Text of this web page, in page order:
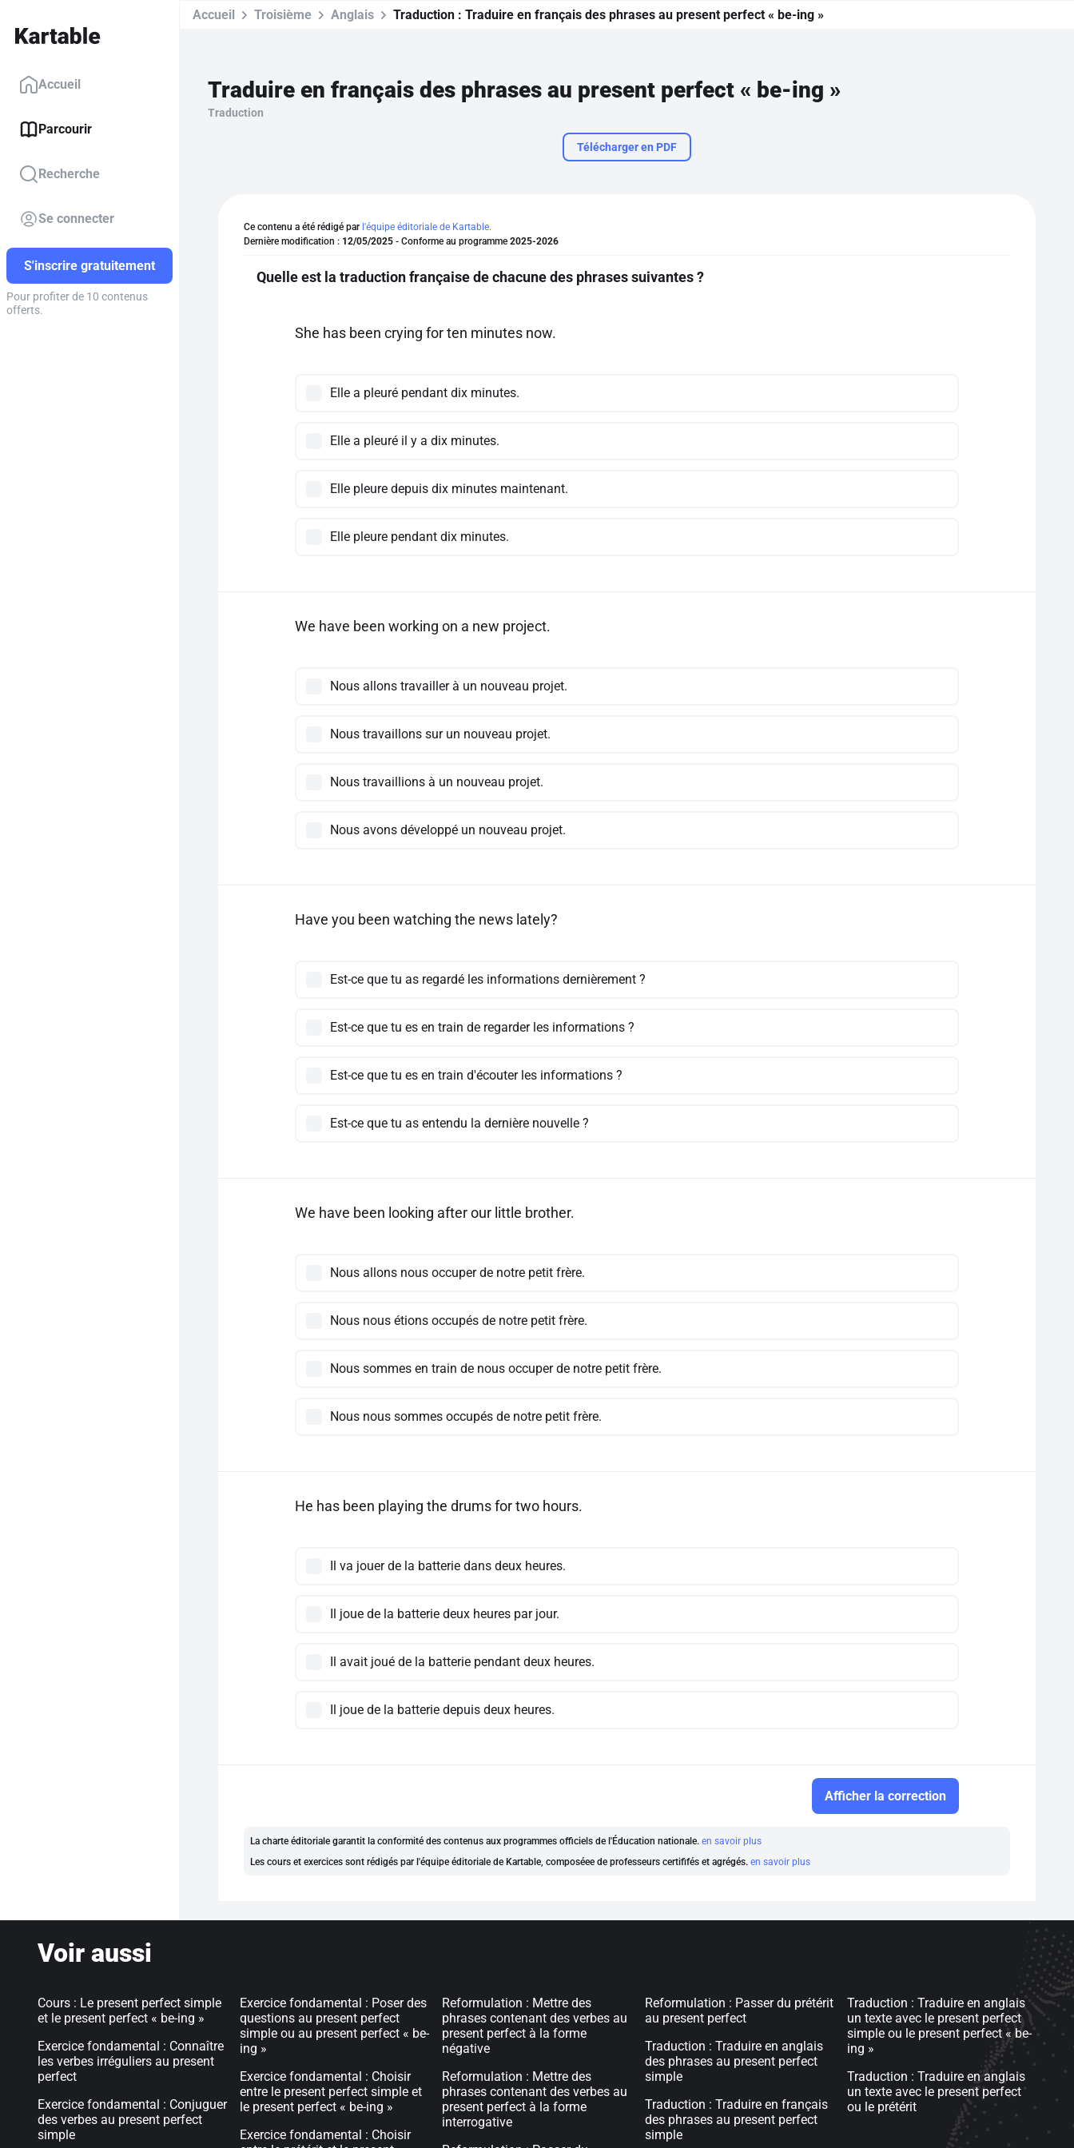
Accueil
Parcourir
Recherche
Se connecter
S'inscrire gratuitement
Pour profiter de 10 contenus
offerts.
Accueil Troisième Anglais Traduction : Traduire en français des phrases au present perfect « be-ing »
Traduire en français des phrases au present perfect « be-ing »
Traduction
Télécharger en PDF
Ce contenu a été rédigé par l'équipe éditoriale de Kartable.
Dernière modification : 12/05/2025 - Conforme au programme 2025-2026
Quelle est la traduction française de chacune des phrases suivantes ?
She has been crying for ten minutes now.
Elle a pleuré pendant dix minutes.
Elle a pleuré il y a dix minutes.
Elle pleure depuis dix minutes maintenant.
Elle pleure pendant dix minutes.
We have been working on a new project.
Nous allons travailler à un nouveau projet.
Nous travaillons sur un nouveau projet.
Nous travaillions à un nouveau projet.
Nous avons développé un nouveau projet.
Have you been watching the news lately?
Est-ce que tu as regardé les informations dernièrement ?
Est-ce que tu es en train de regarder les informations ?
Est-ce que tu es en train d'écouter les informations ?
Est-ce que tu as entendu la dernière nouvelle ?
We have been looking after our little brother.
Nous allons nous occuper de notre petit frère.
Nous nous étions occupés de notre petit frère.
Nous sommes en train de nous occuper de notre petit frère.
Nous nous sommes occupés de notre petit frère.
He has been playing the drums for two hours.
Il va jouer de la batterie dans deux heures.
Il joue de la batterie deux heures par jour.
Il avait joué de la batterie pendant deux heures.
Il joue de la batterie depuis deux heures.
Afficher la correction
La charte éditoriale garantit la conformité des contenus aux programmes officiels de l'Éducation nationale. en savoir plus
Les cours et exercices sont rédigés par l'équipe éditoriale de Kartable, composéee de professeurs certififés et agrégés. en savoir plus
Voir aussi
Cours : Le present perfect simple
et le present perfect « be-ing »
Exercice fondamental : Connaître
les verbes irréguliers au present
perfect
Exercice fondamental : Conjuguer
des verbes au present perfect
simple
Exercice fondamental : Poser des
questions au present perfect
simple ou au present perfect « be-
ing »
Exercice fondamental : Choisir
entre le present perfect simple et
le present perfect « be-ing »
Exercice fondamental : Choisir
Reformulation : Mettre des
phrases contenant des verbes au
present perfect à la forme
négative
Reformulation : Mettre des
phrases contenant des verbes au
present perfect à la forme
interrogative
Reformulation : Passer du prétérit
au present perfect
Traduction : Traduire en anglais
des phrases au present perfect
simple
Traduction : Traduire en français
des phrases au present perfect
simple
Traduction : Traduire en anglais
un texte avec le present perfect
simple ou le present perfect « be-
ing »
Traduction : Traduire en anglais
un texte avec le present perfect
ou le prétérit